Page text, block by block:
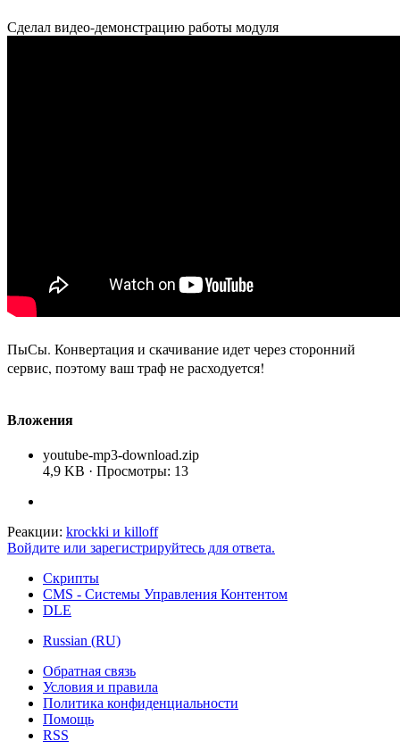
Сделал видео-демонстрацию работы модуля
ПыСы. Конвертация и скачивание идет через сторонний
сервис, поэтому ваш траф не расходуется!
Вложения
youtube-mp3-download.zip
4,9 KB · Просмотры: 13
Реакции: krockki и killoff
Войдите или зарегистрируйтесь для ответа.
Скрипты
CMS - Системы Управления Контентом
DLE
Russian (RU)
Обратная связь
Условия и правила
Политика конфиденциальности
Помощь
RSS